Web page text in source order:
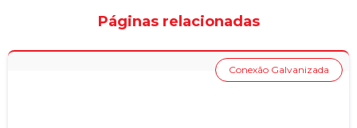
Páginas relacionadas
Conexão Galvanizada